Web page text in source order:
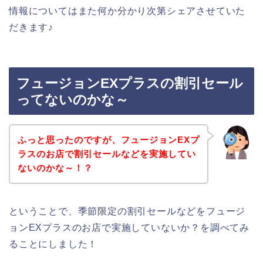
情報についてはまた何か分かり次第シェアさせていた
だきます♪
フュージョンEXプラスの割引セール
ってないのかな～
ふっと思ったのですが、フュージョンEXプ
ラスのお店で割引セールなどを実施してい
ないのかな～！？
ということで、季節限定の割引セールなどをフュージ
ョンEXプラスのお店で実施していないか？を調べてみ
ることにしました！